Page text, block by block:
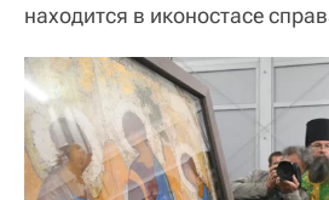
находится в иконостасе